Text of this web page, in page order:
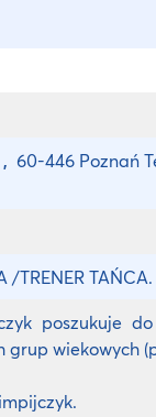
, 60-446 Poznań
/TRENER TAŃCA.
poszukuje do
wiekowych